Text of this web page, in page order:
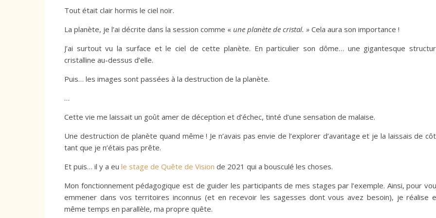
Tout était clair hormis le ciel noir.
La planète, je l’ai décrite dans la session comme « une planète de cristal. » Cela aura son importance !
J’ai surtout vu la surface et le ciel de cette planète. En particulier son dôme… une gigantesque
cristalline au-dessus d’elle.
Puis… les images sont passées à la destruction de la planète.
…
Cette vie me laissait un goût amer de déception et d’échec, tinté d’une sensation de malaise.
Une destruction de planète quand même ! Je n’avais pas envie de l’explorer d’avantage et je la laissais de
tant que je n’étais pas prête.
Et puis… il y a eu le stage de Quête de Vision de 2021 qui a bousculé les choses.
Mon fonctionnement pédagogique est de guider les participants de mes stages par l’exemple. Ainsi, pour
emmener dans vos territoires inconnus (et en recevoir les sagesses dont vous avez besoin), je réalise
même temps en parallèle, ma propre quête.